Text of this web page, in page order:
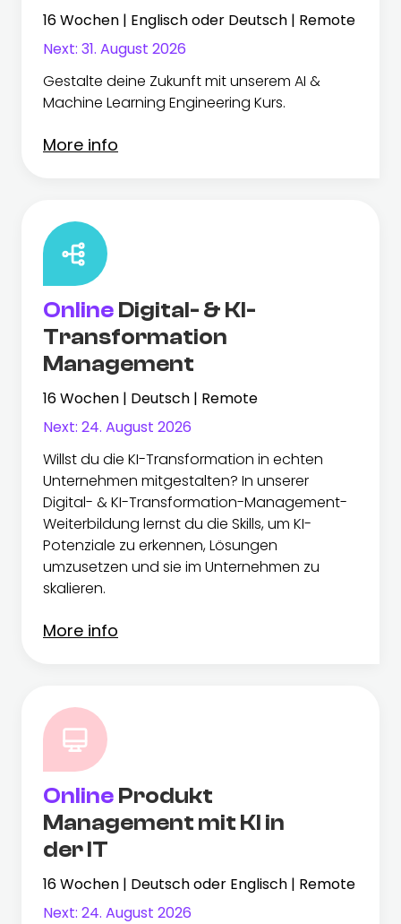
16 Wochen | Englisch oder Deutsch | Remote
Next: 31. August 2026
Gestalte deine Zukunft mit unserem AI &
Machine Learning Engineering Kurs.
More info
Online Digital- & KI-
Transformation
Management
16 Wochen | Deutsch | Remote
Next: 24. August 2026
Willst du die KI-Transformation in echten
Unternehmen mitgestalten? In unserer
Digital- & KI-Transformation-Management-
Weiterbildung lernst du die Skills, um KI-
Potenziale zu erkennen, Lösungen
umzusetzen und sie im Unternehmen zu
skalieren.
More info
Online Produkt
Management mit KI in
der IT
16 Wochen | Deutsch oder Englisch | Remote
Next: 24. August 2026